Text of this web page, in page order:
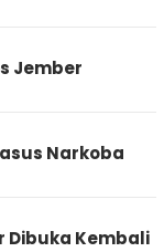
Jember
Narkoba
Dibuka Kembali